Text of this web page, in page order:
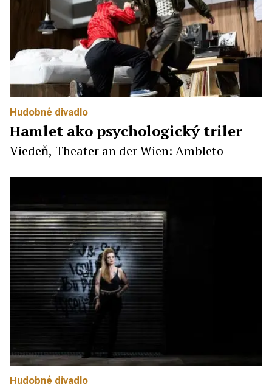
Hudobné divadlo
Hamlet ako psychologický triler
Viedeň, Theater an der Wien: Ambleto
Hudobné divadlo